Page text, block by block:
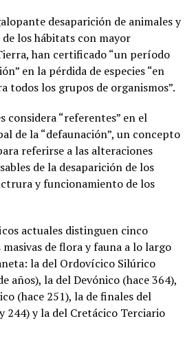
desaparición de animales y
los hábitats con mayor
han certificado “un período
en la pérdida de especies “en
todos los grupos de organismos”.
considera “referentes” en el
de la “defaunación”, un concepto
referirse a las alteraciones
de la desaparición de los
y funcionamiento de los
actuales distinguen cinco
de flora y fauna a lo largo
la del Ordovícico Silúrico
años), la del Devónico (hace 364),
(hace 251), la de finales del
244) y la del Cretácico Terciario